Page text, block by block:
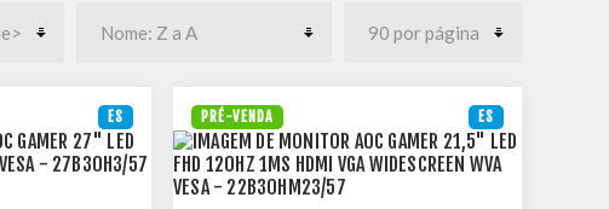
ES ES
PRÉ-VENDA